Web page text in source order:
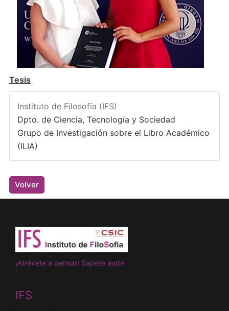
Tesis
Instituto de Filosofía (IFS)
Dpto. de Ciencia, Tecnología y Sociedad
Grupo de Investigación sobre el Libro Académico
(ILIA)
Volver
¡Atrévete a pensar! Sapere aude
IFS